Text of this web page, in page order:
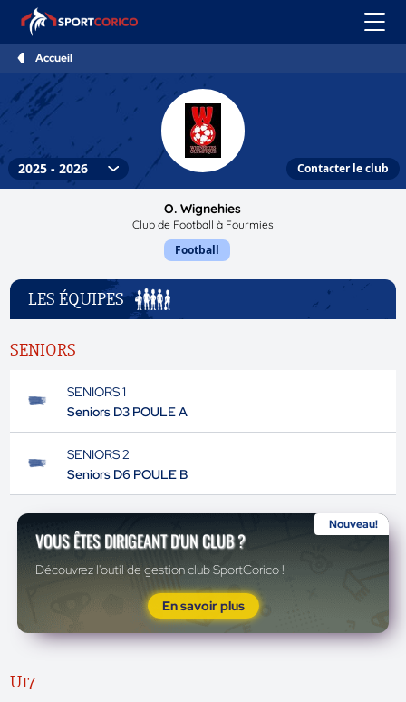
Accueil
Contacter le club
O. Wignehies
Club de Football à Fourmies
Football
LES ÉQUIPES
SENIORS
SENIORS 1
Seniors D3 POULE A
SENIORS 2
Seniors D6 POULE B
Nouveau!
VOUS ÊTES DIRIGEANT D'UN CLUB ?
Découvrez l'outil de gestion club SportCorico !
En savoir plus
U17